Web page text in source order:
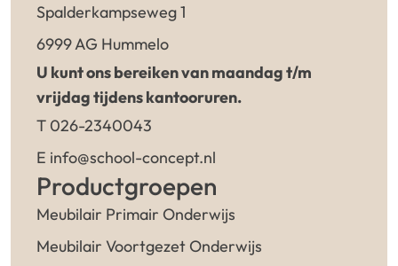
Spalderkampseweg 1
6999 AG Hummelo
U kunt ons bereiken van maandag t/m
vrijdag tijdens kantooruren.
T 026-2340043
E info@school-concept.nl
Productgroepen
Meubilair Primair Onderwijs
Meubilair Voortgezet Onderwijs